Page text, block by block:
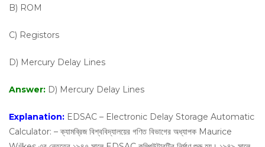
B) ROM
C) Registors
D) Mercury Delay Lines
Answer: D) Mercury Delay Lines
Explanation: EDSAC – Electronic Delay Storage Automatic
Calculator: – ক্যামব্রিজ বিশ্ববিদ্যালয়ের গণিত বিভাগের অধ্যাপক Maurice